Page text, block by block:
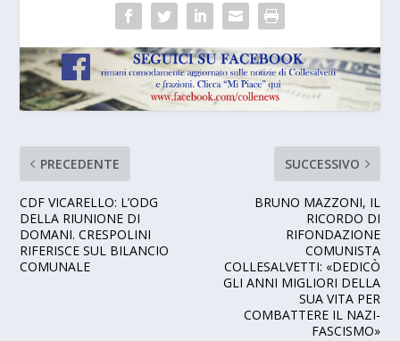
PRECEDENTE
CDF VICARELLO: L’ODG
DELLA RIUNIONE DI
DOMANI. CRESPOLINI
RIFERISCE SUL BILANCIO
COMUNALE
SUCCESSIVO
BRUNO MAZZONI, IL
RICORDO DI
RIFONDAZIONE
COMUNISTA
COLLESALVETTI: «DEDICÒ
GLI ANNI MIGLIORI DELLA
SUA VITA PER
COMBATTERE IL NAZI-
FASCISMO»